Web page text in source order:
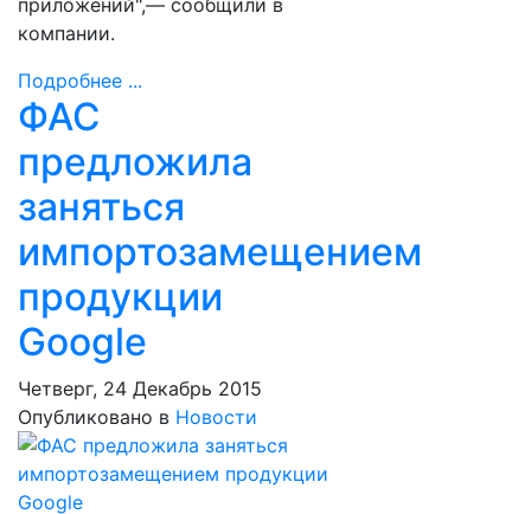
приложений",— сообщили в
компании.
Подробнее ...
ФАС
предложила
заняться
импортозамещением
продукции
Google
Четверг, 24 Декабрь 2015
Опубликовано в Новости